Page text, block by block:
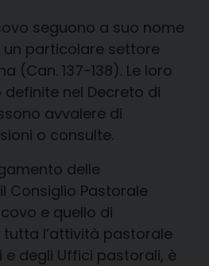
seguono a suo nome
particolare settore
(Can. 137-138). Le loro
nel Decreto di
avvalere di
o consulte.
delle
Consiglio Pastorale
e quello di
l’attività pastorale
degli Uffici pastorali, è